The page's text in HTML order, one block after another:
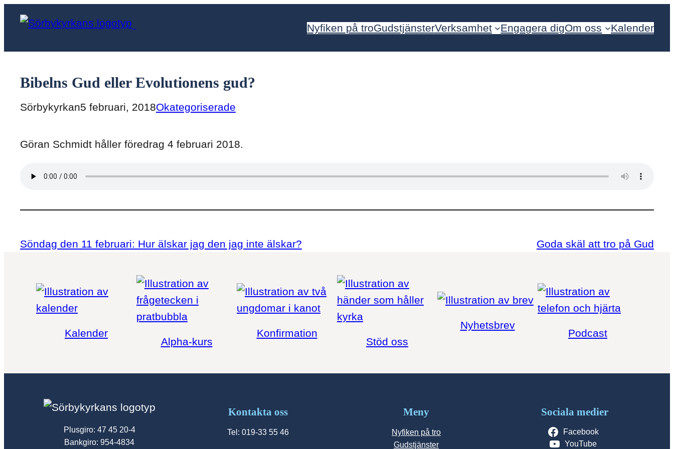
Hoppa
Nyfiken på troGudstjänsterVerksamhet Engagera digOm oss Kalender
Bibelns Gud eller Evolutionens gud?
Sörbykyrkan5 februari, 2018Okategoriserade
Göran Schmidt håller föredrag 4 februari 2018.
Söndag den 11 februari: Hur älskar jag den jag inte älskar? Goda skäl att tro på Gud
Kalender
Alpha-kurs
Konfirmation
Stöd oss
Nyhetsbrev
Podcast
Plusgiro: 47 45 20-4
Bankgiro: 954-4834
Kontakta oss
Tel: 019-33 55 46
Meny
Nyfiken på tro
Gudstjänster
Sociala medier
Facebook
YouTube